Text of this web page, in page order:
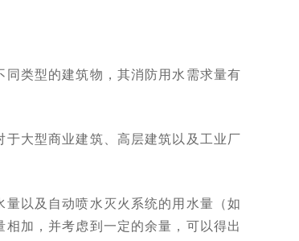
类型的建筑物，其消防用水需求量有
大型商业建筑、高层建筑以及工业厂
以及自动喷水灭火系统的用水量（如
加，并考虑到一定的余量，可以得出